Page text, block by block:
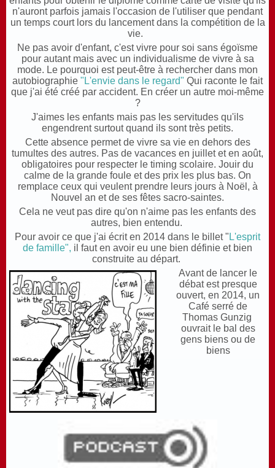
n'auront parfois jamais l'occasion de l'utiliser que pendant
un temps court lors du lancement dans la compétition de la
vie.
Ne pas avoir d'enfant, c'est vivre pour soi sans égoïsme
pour autant mais avec un individualisme de vivre à sa
mode. Le pourquoi est peut-être à rechercher dans mon
autobiographie "L'envie dans le regard" Qui raconte le fait
que j'ai été créé par accident. En créer un autre moi-même
?
J'aimes les enfants mais pas les servitudes qu'ils
engendrent surtout quand ils sont très petits.
Cette absence permet de vivre sa vie en dehors des
tumultes des autres. Pas de vacances en juillet et en août,
obligatoires pour respecter le timing scolaire. Jouir du
calme de la grande foule et des prix les plus bas. On
remplace ceux qui veulent prendre leurs jours à Noël, à
Nouvel an et de ses fêtes sacro-saintes.
Cela ne veut pas dire qu'on n'aime pas les enfants des
autres, bien entendu.
Pour avoir ce que j'ai écrit en 2014 dans le billet "L'esprit
de famille", il faut en avoir eu une bien définie et bien
construite au départ.
Avant de lancer le
débat est presque
ouvert, en 2014, un
Café serré de
Thomas Gunzig
ouvrait le bal des
gens biens ou de
biens